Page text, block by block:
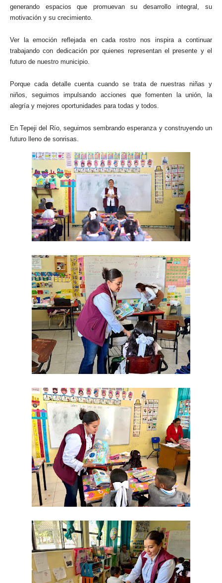
generando espacios que promuevan su desarrollo integral, su
motivación y su crecimiento.
Ver la emoción reflejada en cada rostro nos inspira a continuar
trabajando con dedicación por quienes representan el presente y el
futuro de nuestro municipio.
Porque cada detalle cuenta cuando se trata de nuestras niñas y
niños, seguimos impulsando acciones que fomenten la unión, la
alegría y mejores oportunidades para todas y todos.
En Tepeji del Río, seguimos sembrando esperanza y construyendo un
futuro lleno de sonrisas.